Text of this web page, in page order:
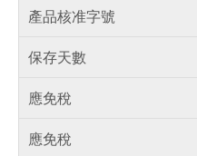
產品核准字號
保存天數
應免稅
應免稅